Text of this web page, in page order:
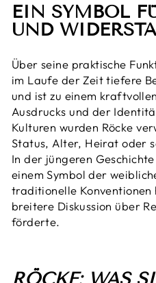
EIN SYMBOL
UND
Über seine praktische
im Laufe der Zeit tiefere
und ist zu einem
Ausdrucks und der
Kulturen wurden Röcke
Status, Alter, Heirat oder
In der jüngeren
einem Symbol der
traditionelle
breitere Diskussion über
förderte.